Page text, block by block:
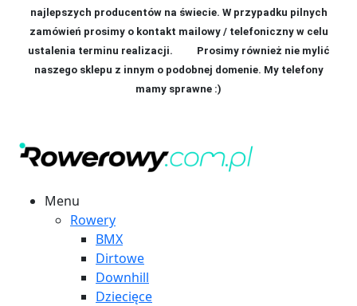
najlepszych producentów na świecie. W przypadku pilnych
zamówień prosimy o kontakt mailowy / telefoniczny w celu
ustalenia terminu realizacji. Prosimy również nie mylić
naszego sklepu z innym o podobnej domenie. My telefony
mamy sprawne :)
Menu
Rowery
BMX
Dirtowe
Downhill
Dziecięce